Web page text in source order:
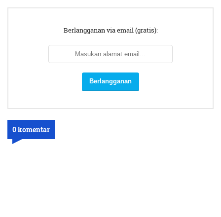
Berlangganan via email (gratis):
0 komentar